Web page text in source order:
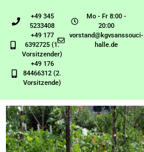
+49 345
5233408
+49 177
6392725 (1.
Vorsitzender)
+49 176
84466312 (2.
Vorsitzende)
Mo - Fr 8:00 -
20:00
vorstand@kgvsanssouci-
halle.de